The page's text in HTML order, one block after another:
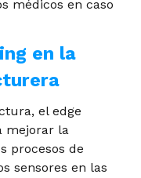
médicos en caso
en la
el edge
mejorar la
procesos de
sensores en las